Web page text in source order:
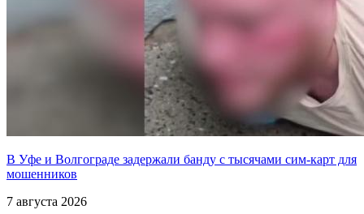
В Уфе и Волгограде задержали банду с тысячами сим-карт для
мошенников
7 августа 2026